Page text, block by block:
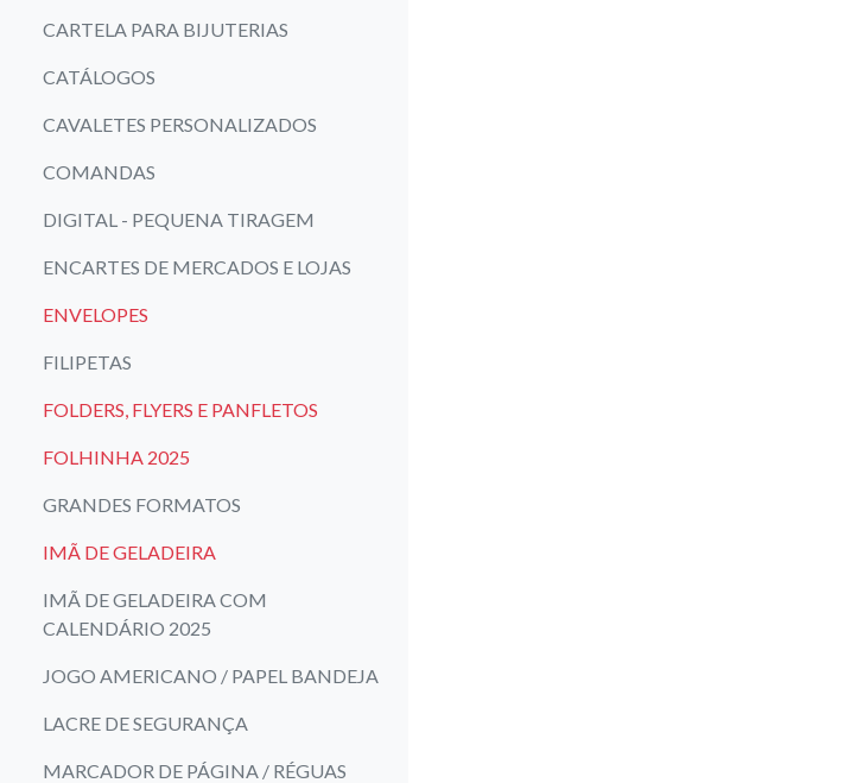
CARTELA PARA BIJUTERIAS
CATÁLOGOS
CAVALETES PERSONALIZADOS
COMANDAS
DIGITAL - PEQUENA TIRAGEM
ENCARTES DE MERCADOS E LOJAS
ENVELOPES
FILIPETAS
FOLDERS, FLYERS E PANFLETOS
FOLHINHA 2025
GRANDES FORMATOS
IMÃ DE GELADEIRA
IMÃ DE GELADEIRA COM
CALENDÁRIO 2025
JOGO AMERICANO / PAPEL BANDEJA
LACRE DE SEGURANÇA
MARCADOR DE PÁGINA / RÉGUAS